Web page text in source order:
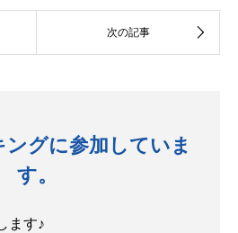
グに参加していま
す。
ます♪